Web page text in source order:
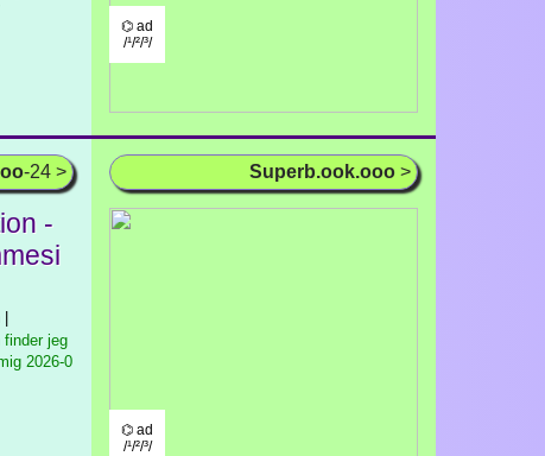
⌬ ad
/¹/²/³/
-24 >
-
finder jeg
2026-0
Superb.ook.ooo >
⌬ ad
/¹/²/³/